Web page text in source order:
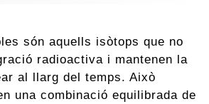
són aquells isòtops que no
radioactiva i mantenen la
al llarg del temps. Això
una combinació equilibrada de